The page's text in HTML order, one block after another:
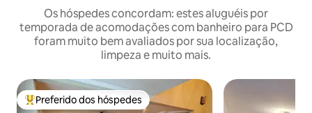
Os hóspedes concordam: estes aluguéis por
temporada de acomodações com banheiro para PCD
foram muito bem avaliados por sua localização,
limpeza e muito mais.
Entre os melhores preferidos dos hóspedes
Preferido dos hóspedes